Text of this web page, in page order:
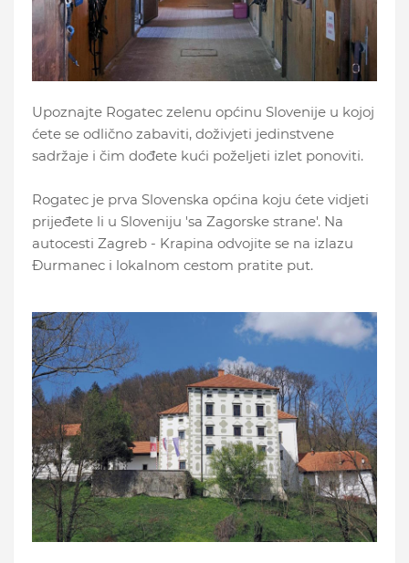
Upoznajte Rogatec zelenu općinu Slovenije u kojoj
ćete se odlično zabaviti, doživjeti jedinstvene
sadržaje i čim dođete kući poželjeti izlet ponoviti.
Rogatec je prva Slovenska općina koju ćete vidjeti
prijeđete li u Sloveniju 'sa Zagorske strane'. Na
autocesti Zagreb - Krapina odvojite se na izlazu
Đurmanec i lokalnom cestom pratite put.